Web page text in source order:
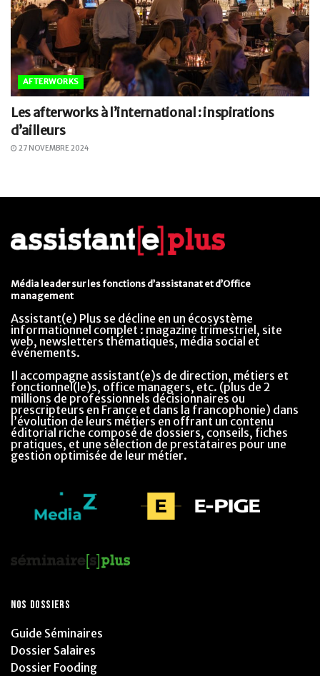
AFTERWORKS
Les afterworks à l’international : inspirations
d’ailleurs
27 NOVEMBRE 2024
Média leader sur les fonctions d’assistanat et d’Office
management
Assistant(e) Plus se décline en un écosystème
informationnel complet : magazine trimestriel, site
web, newsletters thématiques, média social et
événements.
Il accompagne assistant(e)s de direction, métiers et
fonctionnel(le)s, office managers, etc. (plus de 2
millions de professionnels décisionnaires ou
prescripteurs en France et dans la francophonie) dans
l’évolution de leurs métiers en offrant un contenu
éditorial riche composé de dossiers, conseils, fiches
pratiques, et une sélection de prestataires pour une
gestion optimisée de leur métier.
NOS DOSSIERS
Guide Séminaires
Dossier Salaires
Dossier Fooding